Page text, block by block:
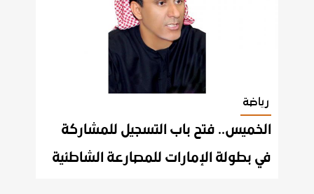
رياضة
الخميس.. فتح باب التسجيل للمشاركة
في بطولة الإمارات للمصارعة الشاطئية